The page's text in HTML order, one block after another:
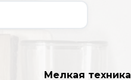
Мелкая техника